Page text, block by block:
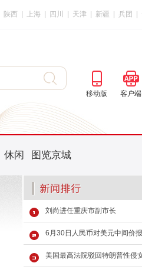
陕西 上海 四川 天津 新疆 兵团
移动版 客户端
休闲 图览京城
刘尚进任重庆市副市长
6月30日人民币对美元中间价
美国最高法院驳回特朗普性侵